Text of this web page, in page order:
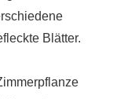
Blätter.